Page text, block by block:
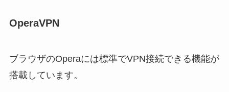
OperaVPN
ブラウザのOperaには標準でVPN接続できる機能が
搭載しています。